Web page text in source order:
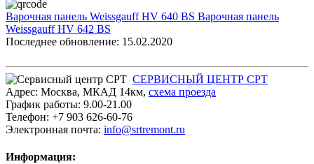
Варочная панель Weissgauff HV 640 BS Варочная панель
Weissgauff HV 642 BS
Последнее обновление: 15.02.2020
СЕРВИСНЫЙ ЦЕНТР СРТ
Адрес: Москва, МКАД 14км, cхема проезда
График работы: 9.00-21.00
Телефон: +7 903 626-60-76
Электронная почта: info@srtremont.ru
Информация: